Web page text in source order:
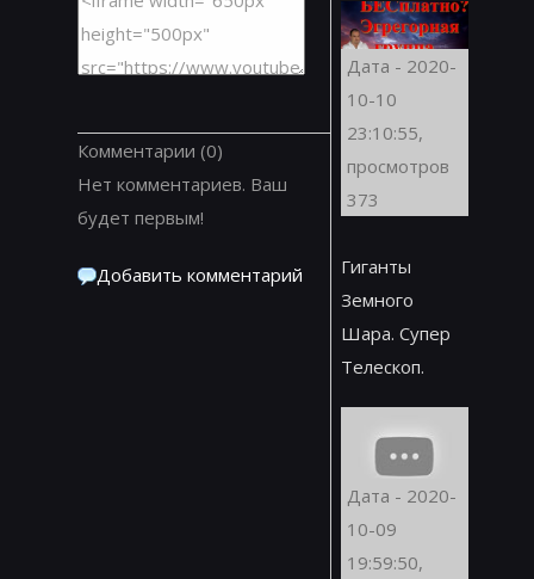
Комментарии (0)
Нет комментариев. Ваш
будет первым!
Добавить комментарий
Дата - 2020-
10-10
23:10:55,
просмотров
373
Гиганты
Земного
Шара. Супер
Телескоп.
Дата - 2020-
10-09
19:59:50,